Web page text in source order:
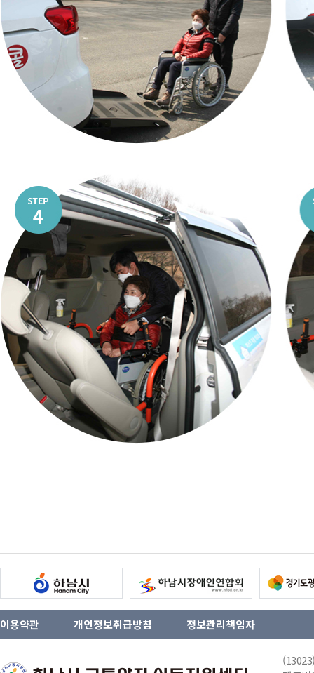
이용약관 개인정보취급방침 정보관리책임자